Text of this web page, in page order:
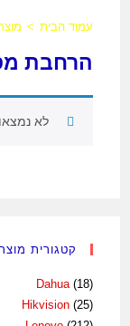
עמוד הבית >
הרחבת
לא
קטגורית
Dahua (18)
Hikvision (25)